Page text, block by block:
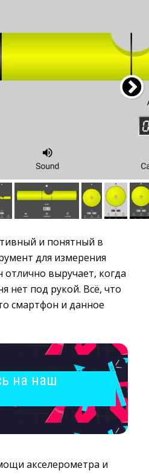
и понятный в
для измерения
отлично выручает, когда
нет под рукой. Всё, что
смартфон и данное
на наш
акселерометра и